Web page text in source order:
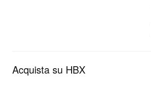
Acquista su HBX